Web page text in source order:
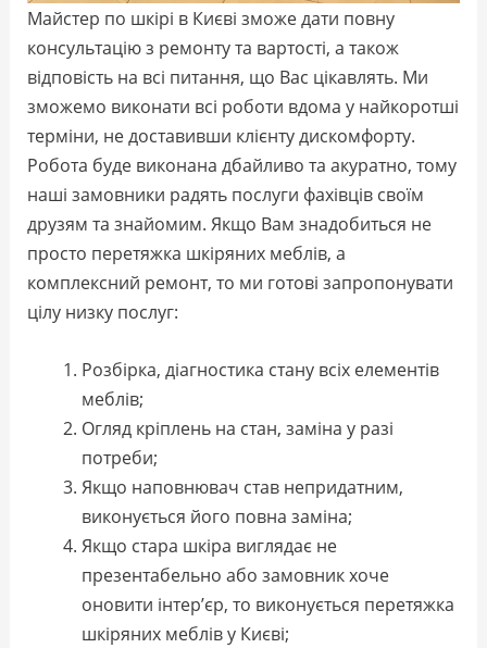
Майстер по шкірі в Києві зможе дати повну
консультацію з ремонту та вартості, а також
відповість на всі питання, що Вас цікавлять. Ми
зможемо виконати всі роботи вдома у найкоротші
терміни, не доставивши клієнту дискомфорту.
Робота буде виконана дбайливо та акуратно, тому
наші замовники радять послуги фахівців своїм
друзям та знайомим. Якщо Вам знадобиться не
просто перетяжка шкіряних меблів, а
комплексний ремонт, то ми готові запропонувати
цілу низку послуг:
Розбірка, діагностика стану всіх елементів
меблів;
Огляд кріплень на стан, заміна у разі
потреби;
Якщо наповнювач став непридатним,
виконується його повна заміна;
Якщо стара шкіра виглядає не
презентабельно або замовник хоче
оновити інтер’єр, то виконується перетяжка
шкіряних меблів у Києві;